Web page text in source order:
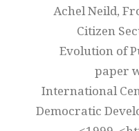
Achel Neild,
Citizen
Evolution of
paper
International
Democratic